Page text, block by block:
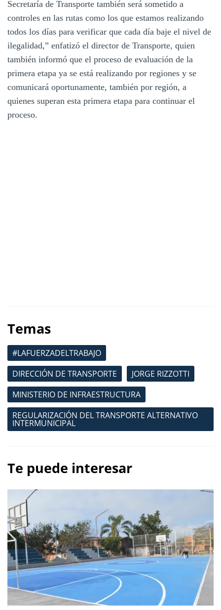
Secretaría de Transporte también será sometido a
controles en las rutas como los que estamos realizando
todos los días para verificar que cada día baje el nivel de
ilegalidad,” enfatizó el director de Transporte, quien
también informó que el proceso de evaluación de la
primera etapa ya se está realizando por regiones y se
comunicará oportunamente, también por región, a
quienes superan esta primera etapa para continuar el
proceso.
Temas
#LAFUERZADELTRABAJO
DIRECCIÓN DE TRANSPORTE
JORGE RIZZOTTI
MINISTERIO DE INFRAESTRUCTURA
REGULARIZACIÓN DEL TRANSPORTE ALTERNATIVO
INTERMUNICIPAL
Te puede interesar